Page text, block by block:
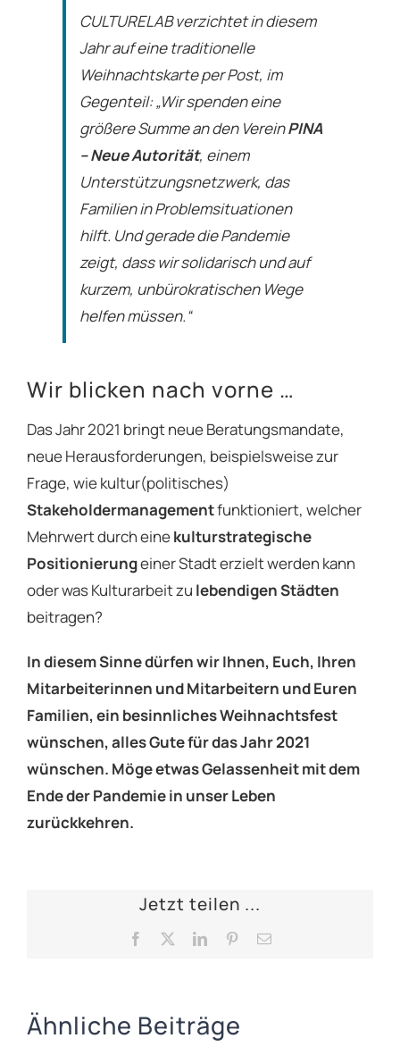
CULTURELAB verzichtet in diesem
Jahr auf eine traditionelle
Weihnachtskarte per Post, im
Gegenteil: „Wir spenden eine
größere Summe an den VereinPINA
– Neue Autorität, einem
Unterstützungsnetzwerk, das
Familien in Problemsituationen
hilft. Und gerade die Pandemie
zeigt, dass wir solidarisch und auf
kurzem, unbürokratischen Wege
helfen müssen.“
Wir blicken nach vorne …
Das Jahr 2021 bringt neue Beratungsmandate,
neue Herausforderungen, beispielsweise zur
Frage, wie kultur(politisches)
Stakeholdermanagementfunktioniert, welcher
Mehrwert durch einekulturstrategische
Positionierungeiner Stadt erzielt werden kann
oder was Kulturarbeit zu lebendigen Städten
beitragen?
In diesem Sinne dürfen wir Ihnen, Euch, Ihren
Mitarbeiterinnen und Mitarbeitern und Euren
Familien, ein besinnliches Weihnachtsfest
wünschen, alles Gute für das Jahr 2021
wünschen. Möge etwas Gelassenheit mit dem
Ende der Pandemie in unser Leben
zurückkehren.
Jetzt teilen ...
Facebook LinkedInPinterest
E-
Ähnliche Beiträge